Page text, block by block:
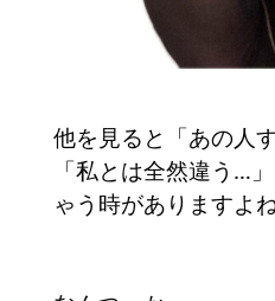
他を見ると「あの人
「私とは全然違う…
ゃう時がありますよね